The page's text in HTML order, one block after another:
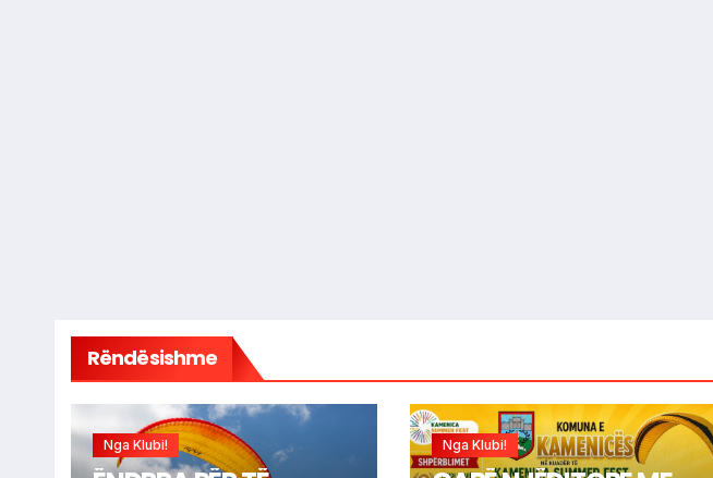
Rëndësishme
Nga Klubi! Nga Klubi!